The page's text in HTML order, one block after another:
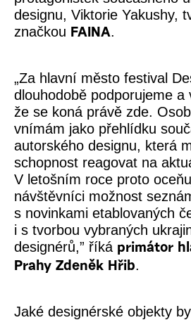
designu, Viktorie Yakushy,
značkou FAINA.
„Za hlavní město festival
dlouhodobě podporujeme a
že se koná právě zde.
vnímám jako přehlídku
autorského designu, která
schopnost reagovat na
V letošním roce proto
návštěvníci možnost
s novinkami etablovaných
i s tvorbou vybraných
designérů,” říká primátor
Prahy Zdeněk Hřib.
Jaké designérské objekty